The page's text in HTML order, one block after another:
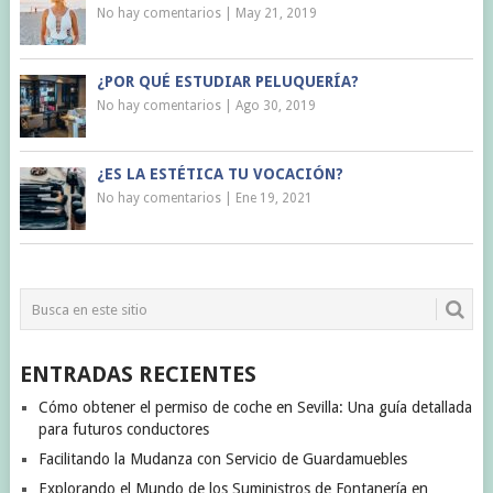
No hay comentarios| May 21, 2019
¿POR QUÉ ESTUDIAR PELUQUERÍA?
No hay comentarios| Ago 30, 2019
¿ES LA ESTÉTICA TU VOCACIÓN?
No hay comentarios| Ene 19, 2021
ENTRADAS RECIENTES
Cómo obtener el permiso de coche en Sevilla: Una guía detallada
para futuros conductores
Facilitando la Mudanza con Servicio de Guardamuebles
Explorando el Mundo de los Suministros de Fontanería en